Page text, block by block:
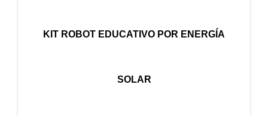
KIT ROBOT EDUCATIVO POR ENERGÍA
SOLAR